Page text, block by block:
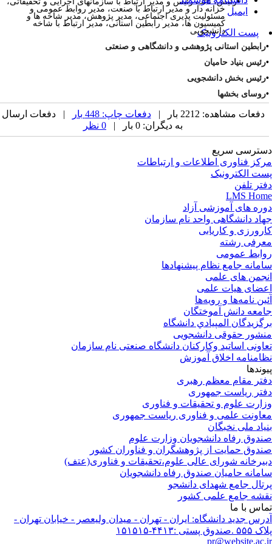
ایمیل
پست الکترونیک
خزانه دار و مدیر ارتباط با صنعت، مدیر روابط عمومی و
مسئولیت پذیری اجتماعی، مدیر پژوهش، مدیر شاخه ها و
کمیسیون ها، مدیر رابطین استانی، مدیر ارتباط با شاخه
دانشجویی
رابطین استانی پژوهشی و دانشگاهی و صنعتی
رئیس بنیاد حامیان
رئیس بخش دانشجویی
روسای بخشها
دفعات مشاهده: 2212 بار | دفعات چاپ: 448 بار
| دفعات ارسال
به دیگران: 0 بار |
سریع
فناوری اطلاعات و ارتباطات
الکترونیک
تلفن
LMS
های آموزشی آزاد
دانشگاهی واحد نام سازمان
و کاریابی
رشته
عمومی
جامع نظام پیشنهادها
های علمی
هیات علمی
نامه‌ها و رویه‌ها
دانش آموختگان
المپيادي دانشگاه
حقوقی دانشجویی
اساتید وکارکنان دانشگاه صنعتی نام سازمان
اخلاق آموزش
مقام معظم رهبری
ریاست جمهوری
علوم و تحقیقات و فناوری
علمی و فناوری ریاست جمهوری
ملی نخبگان
رفاه دانشجویان وزارت علوم
حمایت از پژوهشگران و فناوران کشور
شورای عالی علوم،تحقیقات و فناوری(عتف)
حامیان صندوق رفاه دانشجویان
جامع شهدای دانشجو
جامع علمی کشور
با ما
جدید دانشگاه: ایران - تهران - میدان ولیعصر - خیابان تهران -
پستی :۴۴۱۳-۱۵۱۵۱۵